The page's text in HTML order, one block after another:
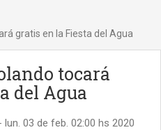
gratis en la Fiesta del Agua
tocará
del Agua
03 de feb. 02:00 hs 2020